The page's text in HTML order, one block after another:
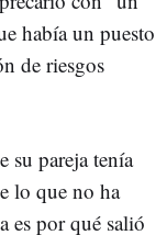
había un puesto
de riesgos
su pareja tenía
lo que no ha
es por qué salió